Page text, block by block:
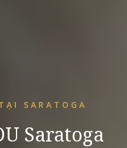
SARATOGA
Saratoga